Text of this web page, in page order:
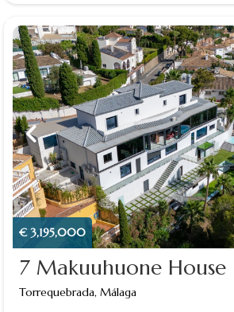
€ 3,195,000
7 Makuuhuone House
Torrequebrada, Málaga